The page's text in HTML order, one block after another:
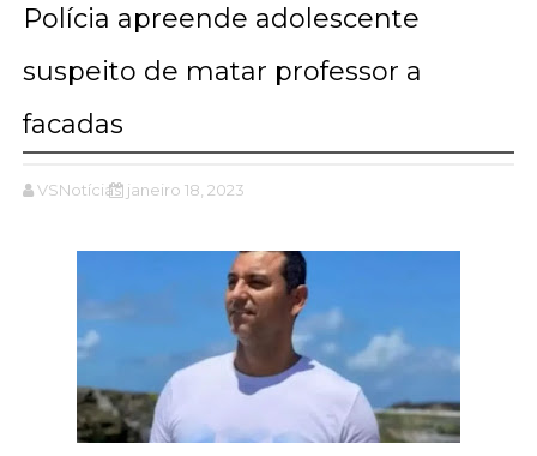
Polícia apreende adolescente
suspeito de matar professor a
facadas
VSNotícias janeiro 18, 2023